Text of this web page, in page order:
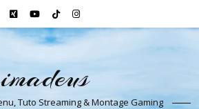
imadeus
Tuto Streaming & Montage Gaming